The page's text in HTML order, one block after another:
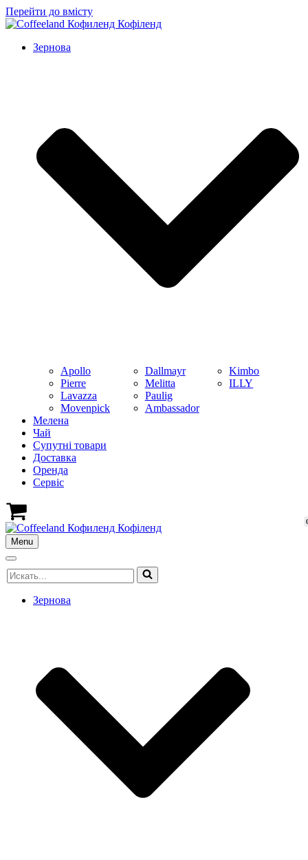
Перейти до вмісту
Зернова
Apollo
Pierre
Lavazza
Movenpick
Dallmayr
Melitta
Paulig
Ambassador
Kimbo
ILLY
Мелена
Чай
Супутні товари
Доставка
Оренда
Cервіс
Кошик
Menu
Меню
Меню
навігації
Шукати...
Зернова